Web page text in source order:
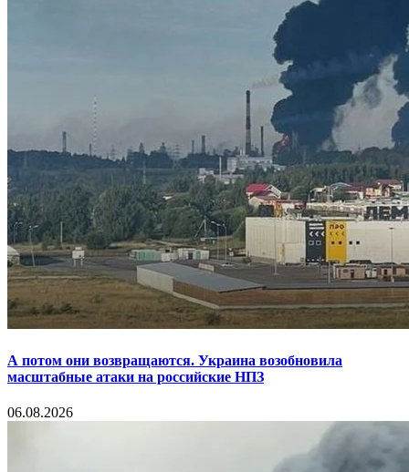
А потом они возвращаются. Украина возобновила
масштабные атаки на российские НПЗ
06.08.2026